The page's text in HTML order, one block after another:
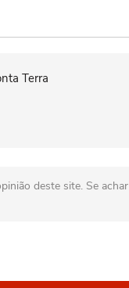
Terra
deste site. Se achar